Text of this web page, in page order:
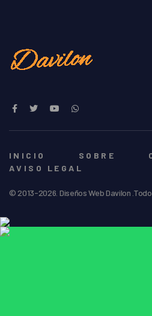
INICIO SOBRE
AVISO LEGAL
© 2013-2026. Diseños Web Davilon